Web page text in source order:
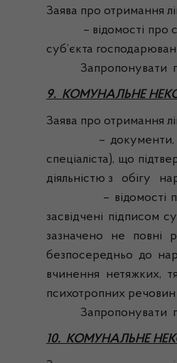
Заява про отримання
– відомості про стан
суб’єкта
Запропонувати
9. КОМУНАЛЬНЕ
Заява про отримання
– документи, що
спеціаліста), що
діяльністю з обігу
– відомості про
засвідчені підписом
зазначено не повні
безпосередньо до
вчинення нетяжких,
психотропних речовин
Запропонувати
10. КОМУНАЛЬНЕ